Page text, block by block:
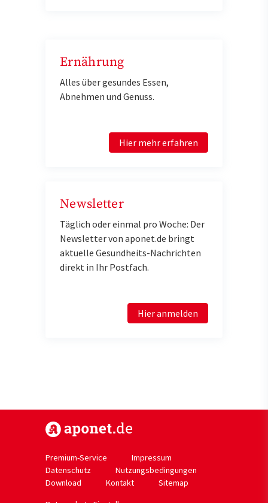
Ernährung
Alles über gesundes Essen,
Abnehmen und Genuss.
Hier mehr erfahren
Newsletter
Täglich oder einmal pro Woche: Der
Newsletter von aponet.de bringt
aktuelle Gesundheits-Nachrichten
direkt in Ihr Postfach.
Hier anmelden
Premium-Service
Impressum
Datenschutz
Nutzungsbedingungen
Download
Kontakt
Sitemap